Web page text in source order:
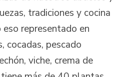
tradiciones y cocina
representado en
cocadas, pescado
viche, crema de